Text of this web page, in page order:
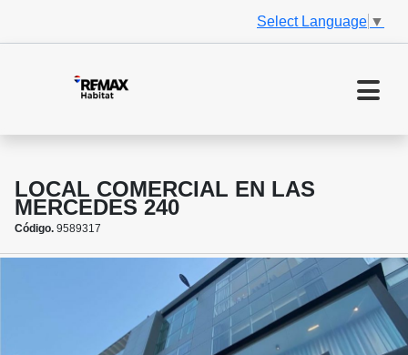
Select Language ▼
LOCAL COMERCIAL EN LAS
MERCEDES 240
Código. 9589317